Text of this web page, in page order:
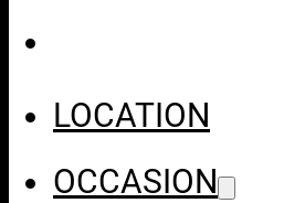
LOCATION
OCCASION